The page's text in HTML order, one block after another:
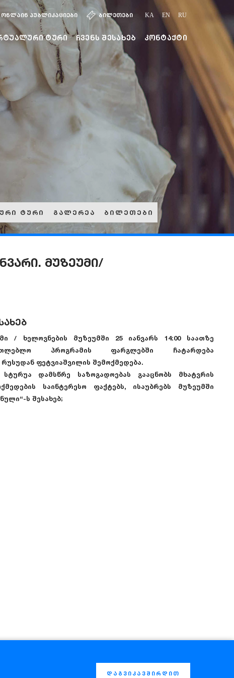
ონლაინ პუბლიკაციები ბილეთები KA EN RU
ტური ჩვენს შესახებ კონტაქტი
ტური გალერეა ბილეთები
მუზეუმი/
/ ხელოვნების მუზეუმში 25 იანვარს 14:00 საათზე
პროგრამის ფარგლებში ჩატარდება
ფეტვიაშვილის შემოქმედება.
დამსწრე საზოგადოებას გააცნობს მხატვრის
საინტერესო ფაქტებს, ისაუბრებს მუზეუმში
ს შესახებ;
დაგვიკავშირდით